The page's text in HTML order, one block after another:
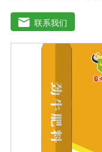
1000ml/瓶保存：-
冻：采用逐步解冻
淀的产生使血清质量
联系我们